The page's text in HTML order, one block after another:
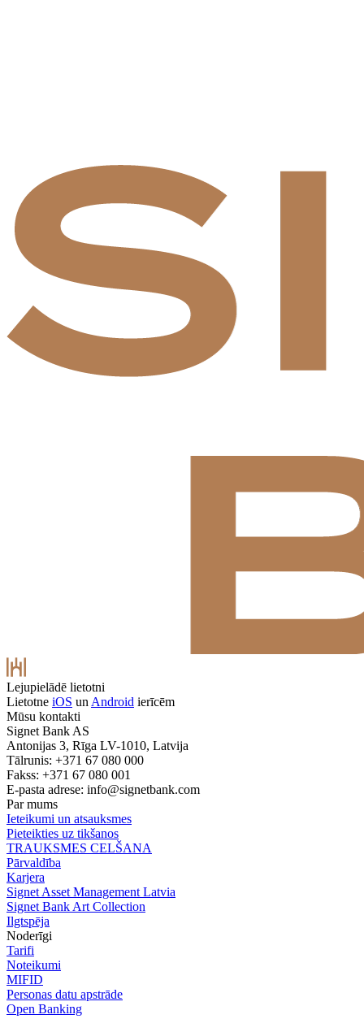
Lejupielādē lietotni
Lietotne iOS un Android ierīcēm
Mūsu kontakti
Signet Bank AS
Antonijas 3, Rīga LV-1010, Latvija
Tālrunis: +371 67 080 000
Fakss: +371 67 080 001
E-pasta adrese: info@signetbank.com
Par mums
Ieteikumi un atsauksmes
Pieteikties uz tikšanos
TRAUKSMES CELŠANA
Pārvaldība
Karjera
Signet Asset Management Latvia
Signet Bank Art Collection
Ilgtspēja
Noderīgi
Tarifi
Noteikumi
MIFID
Personas datu apstrāde
Open Banking